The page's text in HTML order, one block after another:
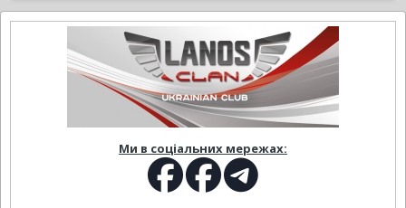
Ми в соціальних мережах: